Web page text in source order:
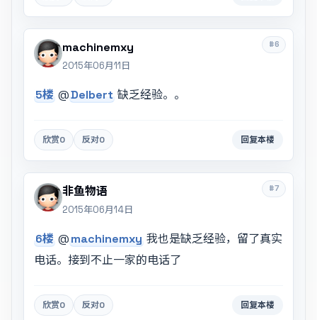
#6
machinemxy
2015年06月11日
5楼 @Delbert 缺乏经验。。
欣赏0 反对0 回复本楼
#7
非鱼物语
2015年06月14日
6楼 @machinemxy 我也是缺乏经验，留了真实
电话。接到不止一家的电话了
欣赏0 反对0 回复本楼